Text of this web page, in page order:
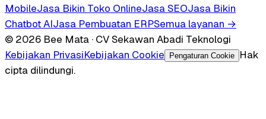
MobileJasa Bikin Toko OnlineJasa SEOJasa Bikin
Chatbot AIJasa Pembuatan ERPSemua layanan →
© 2026 Bee Mata · CV Sekawan Abadi Teknologi
Kebijakan PrivasiKebijakan Cookie Pengaturan Cookie
Hak
cipta dilindungi.